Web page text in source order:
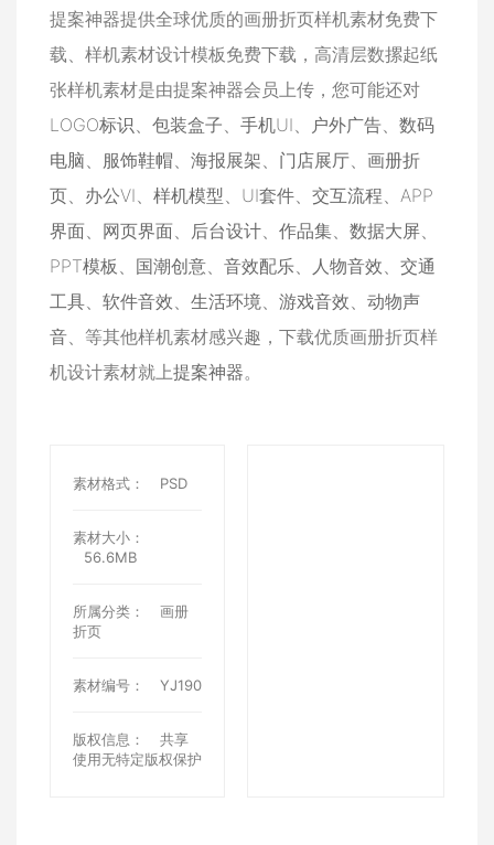
提案神器提供全球优质的画册折页样机素材免费下
载、样机素材设计模板免费下载，高清层数摞起纸
张样机素材是由提案神器会员上传，您可能还对
LOGO标识
包装盒子 手机UI 户外广告
数码
电脑
服饰鞋帽 海报展架 门店展厅
画册折
页
办公VI 样机模型 UI套件 交互流程
APP
界面
网页界面 后台设计 作品集 数据大屏
PPT模板
国潮创意 音效配乐 人物音效
交通
工具
软件音效 生活环境 游戏音效
动物声
音 、等其他样机素材感兴趣，下载优质画册折页样
机设计素材就上提案神器。
素材格式： PSD
素材大小：
56.6MB
所属分类：
画册
折页
素材编号： YJ190
版权信息：
共享
使用无特定版权保护